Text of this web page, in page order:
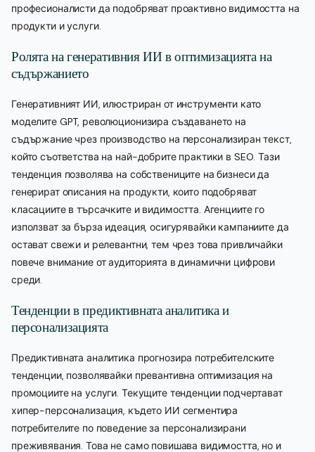
професионалисти да подобряват проактивно видимостта на
продукти и услуги.
Ролята на генеративния ИИ в оптимизацията на
съдържанието
Генеративният ИИ, илюстриран от инструменти като
моделите GPT, революционизира създаването на
съдържание чрез производство на персонализиран текст,
който съответства на най-добрите практики в SEO. Тази
тенденция позволява на собствениците на бизнеси да
генерират описания на продукти, които подобряват
класациите в търсачките и видимостта. Агенциите го
използват за бърза идеация, осигурявайки кампаниите да
остават свежи и релевантни, тем чрез това привличайки
повече внимание от аудиторията в динамични цифрови
среди.
Тенденции в предиктивната аналитика и
персонализацията
Предиктивната аналитика прогнозира потребителските
тенденции, позволявайки превантивна оптимизация на
промоциите на услуги. Текущите тенденции подчертават
хипер-персонализация, където ИИ сегментира
потребителите по поведение за персонализирани
преживявания. Това не само повишава видимостта, но и